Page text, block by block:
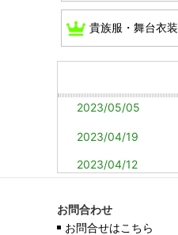
貴族服・舞台衣装
2023/05/05
2023/04/19
2023/04/12
2022/08/24
お問合わせ
お問合せはこちら